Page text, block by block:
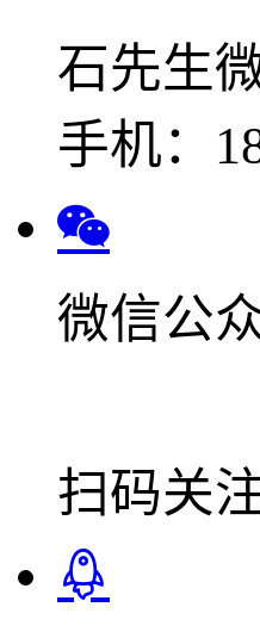
石先生
手机：
微信公
扫码关